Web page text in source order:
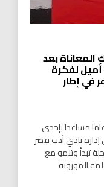
المعاناة بعد
لفكرة
في إطار
مساعدا بإحدى
إدارة نادي أدب قصر
تبدأ وتنمو مع
الموزونة